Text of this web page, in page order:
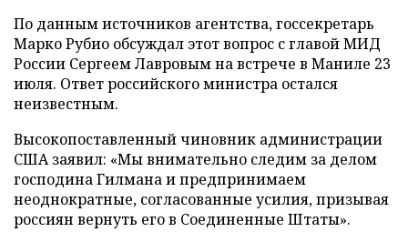
По данным источников агентства, госсекретарь
Марко Рубио обсуждал этот вопрос с главой МИД
России Сергеем Лавровым на встрече в Маниле 23
июля. Ответ российского министра остался
неизвестным.
Высокопоставленный чиновник администрации
США заявил: «Мы внимательно следим за делом
господина Гилмана и предпринимаем
неоднократные, согласованные усилия, призывая
россиян вернуть его в Соединенные Штаты».